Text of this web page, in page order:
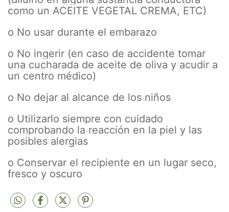
como un ACEITE VEGETAL CREMA, ETC)
o No usar durante el embarazo
o No ingerir (en caso de accidente tomar
una cucharada de aceite de oliva y acudir a
un centro médico)
o No dejar al alcance de los niños
o Utilizarlo siempre con cuidado
comprobando la reacción en la piel y las
posibles alergias
o Conservar el recipiente en un lugar seco,
fresco y oscuro